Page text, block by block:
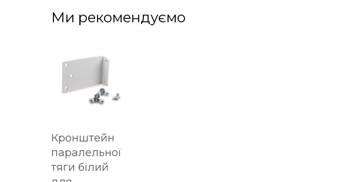
Ми рекомендуємо
Кронштейн
паралельної
тяги білий